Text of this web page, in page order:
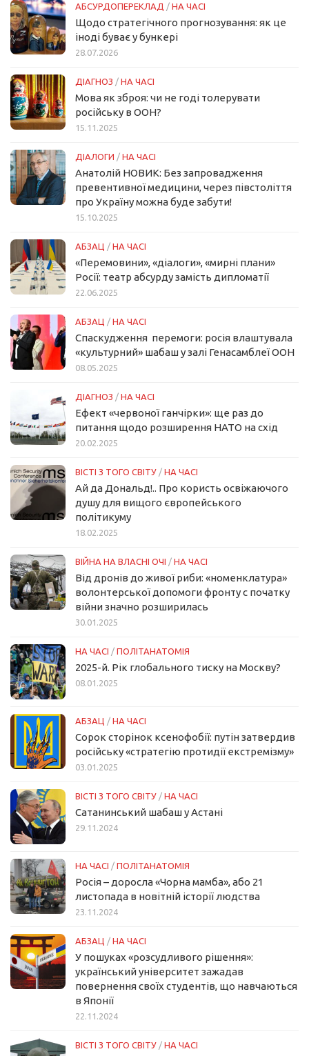
АБСУРДОПЕРЕКЛАД / НА ЧАСІ
Щодо стратегічного прогнозування: як це
іноді буває у бункері
28.07.2026
ДІАГНОЗ / НА ЧАСІ
Мова як зброя: чи не годі толерувати
російську в ООН?
15.11.2025
ДІАЛОГИ / НА ЧАСІ
Анатолій НОВИК: Без запровадження
превентивної медицини, через півстоліття
про Україну можна буде забути!
15.10.2025
АБЗАЦ / НА ЧАСІ
«Перемовини», «діалоги», «мирні плани»
Росії: театр абсурду замість дипломатії
22.06.2025
АБЗАЦ / НА ЧАСІ
Спаскудження перемоги: росія влаштувала
«культурний» шабаш у залі Генасамблеї ООН
08.05.2025
ДІАГНОЗ / НА ЧАСІ
Ефект «червоної ганчірки»: ще раз до
питання щодо розширення НАТО на схід
20.02.2025
ВІСТІ З ТОГО СВІТУ / НА ЧАСІ
Ай да Дональд!.. Про користь освіжаючого
душу для вищого європейського
політикуму
18.02.2025
ВІЙНА НА ВЛАСНІ ОЧІ / НА ЧАСІ
Від дронів до живої риби: «номенклатура»
волонтерської допомоги фронту с початку
війни значно розширилась
30.01.2025
НА ЧАСІ / ПОЛІТАНАТОМІЯ
2025-й. Рік глобального тиску на Москву?
08.01.2025
АБЗАЦ / НА ЧАСІ
Сорок сторінок ксенофобії: путін затвердив
російську «стратегію протидії екстремізму»
03.01.2025
ВІСТІ З ТОГО СВІТУ / НА ЧАСІ
Сатанинський шабаш у Астані
29.11.2024
НА ЧАСІ / ПОЛІТАНАТОМІЯ
Росія – доросла «Чорна мамба», або 21
листопада в новітній історії людства
23.11.2024
АБЗАЦ / НА ЧАСІ
У пошуках «розсудливого рішення»:
український університет зажадав
повернення своїх студентів, що навчаються
в Японії
22.11.2024
ВІСТІ З ТОГО СВІТУ / НА ЧАСІ